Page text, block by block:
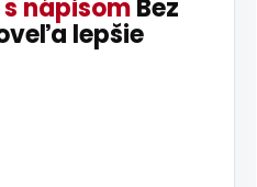
nápisomBez
lepšie